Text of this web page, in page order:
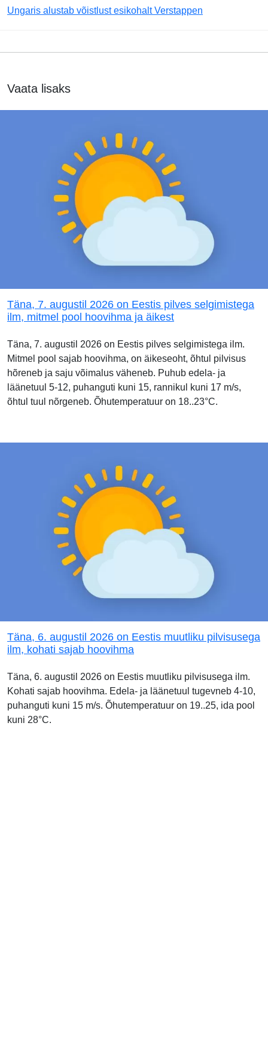
Ungaris alustab võistlust esikohalt Verstappen
Vaata lisaks
Täna, 7. augustil 2026 on Eestis pilves selgimistega
ilm, mitmel pool hoovihma ja äikest
Täna, 7. augustil 2026 on Eestis pilves selgimistega ilm.
Mitmel pool sajab hoovihma, on äikeseoht, õhtul pilvisus
hõreneb ja saju võimalus väheneb. Puhub edela- ja
läänetuul 5-12, puhanguti kuni 15, rannikul kuni 17 m/s,
õhtul tuul nõrgeneb. Õhutemperatuur on 18..23°C.
Täna, 6. augustil 2026 on Eestis muutliku pilvisusega
ilm, kohati sajab hoovihma
Täna, 6. augustil 2026 on Eestis muutliku pilvisusega ilm.
Kohati sajab hoovihma. Edela- ja läänetuul tugevneb 4-10,
puhanguti kuni 15 m/s. Õhutemperatuur on 19..25, ida pool
kuni 28°C.